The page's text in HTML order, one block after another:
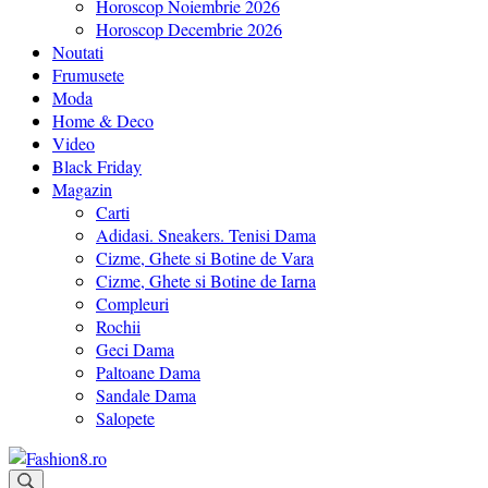
Horoscop Noiembrie 2026
Horoscop Decembrie 2026
Noutati
Frumusete
Moda
Home & Deco
Video
Black Friday
Magazin
Carti
Adidasi. Sneakers. Tenisi Dama
Cizme, Ghete si Botine de Vara
Cizme, Ghete si Botine de Iarna
Compleuri
Rochii
Geci Dama
Paltoane Dama
Sandale Dama
Salopete